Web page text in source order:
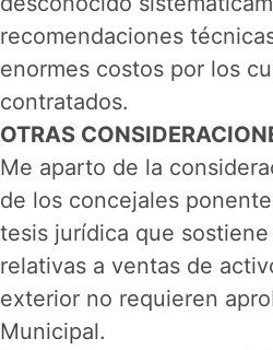
recomendaciones
enormes costos por los
contratados.
OTRAS
Me aparto de la
de los concejales
tesis jurídica que
relativas a ventas de
exterior no requieren
Municipal.